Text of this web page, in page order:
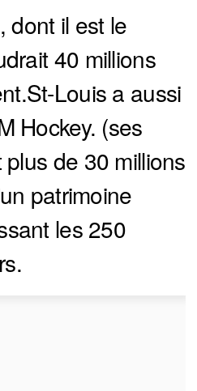
dont il est le
40 millions
Louis a aussi
Hockey. (ses
de 30 millions
patrimoine
les 250